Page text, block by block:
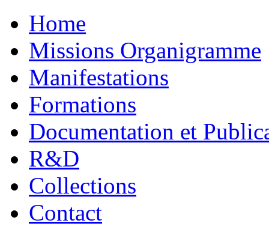
Home
Missions Organigramme
Manifestations
Formations
Documentation et
R&D
Collections
Contact